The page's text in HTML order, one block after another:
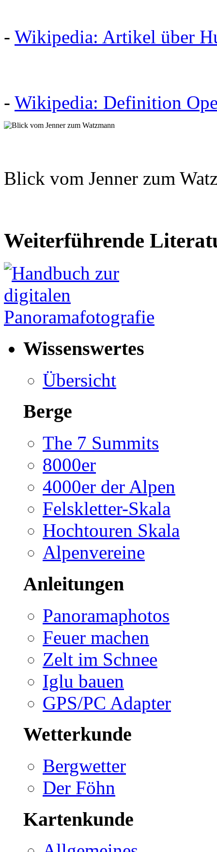
- Wikipedia: Artikel über
- Wikipedia: Definition
Blick vom Jenner zum
Weiterführende
Wissenswertes
Übersicht
Berge
The 7 Summits
8000er
4000er der Alpen
Felskletter-Skala
Hochtouren Skala
Alpenvereine
Anleitungen
Panoramaphotos
Feuer machen
Zelt im Schnee
Iglu bauen
GPS/PC Adapter
Wetterkunde
Bergwetter
Der Föhn
Kartenkunde